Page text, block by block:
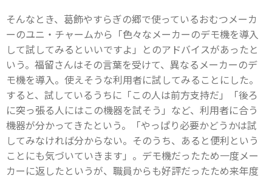
そんなとき、葛飾やすらぎの郷で使っているおむつメーカ
ーのユニ・チャームから「色々なメーカーのデモ機を導入
して試してみるといいですよ」とのアドバイスがあったと
いう。福留さんはその言葉を受けて、異なるメーカーのデ
モ機を導入。使えそうな利用者に試してみることにした。
すると、試しているうちに「この人は前方支持だ」「後ろ
に突っ張る人にはこの機器を試そう」など、利用者に合う
機器が分かってきたという。「やっぱり必要かどうかは試
してみなければ分からない。そのうち、あると便利という
ことにも気づいていきます」。デモ機だったため一度メー
カーに返したというが、職員からも好評だったため来年度